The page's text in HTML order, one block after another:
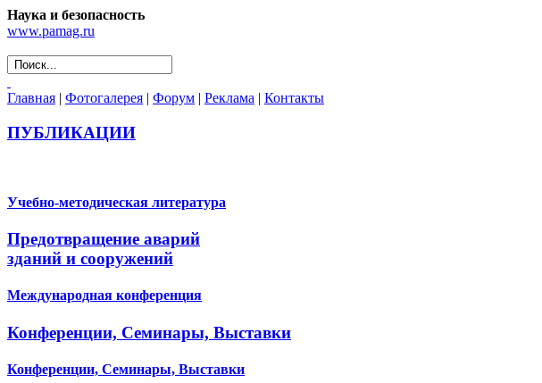
Наука и безопасность
www.pamag.ru
Главная | Фотогалерея | Форум | Реклама | Контакты
ПУБЛИКАЦИИ
Учебно-методическая литература
Предотвращение аварий
зданий и сооружений
Международная конференция
Конференции, Семинары, Выставки
Конференции, Семинары, Выставки